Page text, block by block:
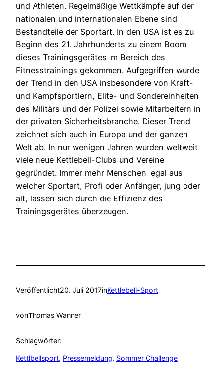
und Athleten. Regelmäßige Wettkämpfe auf der
nationalen und internationalen Ebene sind
Bestandteile der Sportart. In den USA ist es zu
Beginn des 21. Jahrhunderts zu einem Boom
dieses Trainingsgerätes im Bereich des
Fitnesstrainings gekommen. Aufgegriffen wurde
der Trend in den USA insbesondere von Kraft-
und Kampfsportlern, Elite- und Sondereinheiten
des Militärs und der Polizei sowie Mitarbeitern in
der privaten Sicherheitsbranche. Dieser Trend
zeichnet sich auch in Europa und der ganzen
Welt ab. In nur wenigen Jahren wurden weltweit
viele neue Kettlebell-Clubs und Vereine
gegründet. Immer mehr Menschen, egal aus
welcher Sportart, Profi oder Anfänger, jung oder
alt, lassen sich durch die Effizienz des
Trainingsgerätes überzeugen.
Veröffentlicht20. Juli 2017inKettlebell-Sport
vonThomas Wanner
Schlagwörter:
Kettlbellsport, Pressemeldung, Sommer Challenge